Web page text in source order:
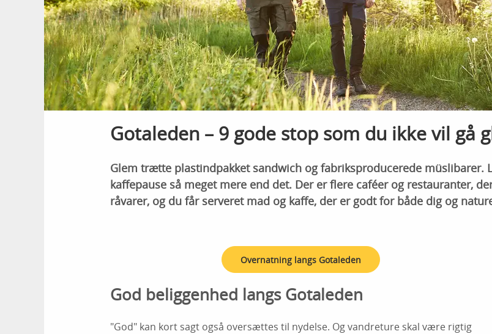
Gotaleden – 9 gode stop som du ikke vil gå
Glem trætte plastindpakket sandwich og fabriksproducerede müslibarer.
kaffepause så meget mere end det. Der er flere caféer og restauranter,
råvarer, og du får serveret mad og kaffe, der er godt for både dig og
Overnatning langs Gotaleden
God beliggenhed langs Gotaleden
"God" kan kort sagt også oversættes til nydelse. Og vandreture skal være rigtig